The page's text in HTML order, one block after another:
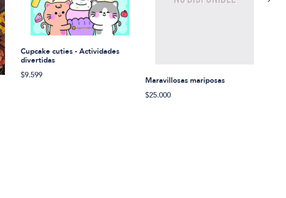
Cupcake cuties - Actividades
divertidas
$9.599
Maravillosas mariposas
$25.000